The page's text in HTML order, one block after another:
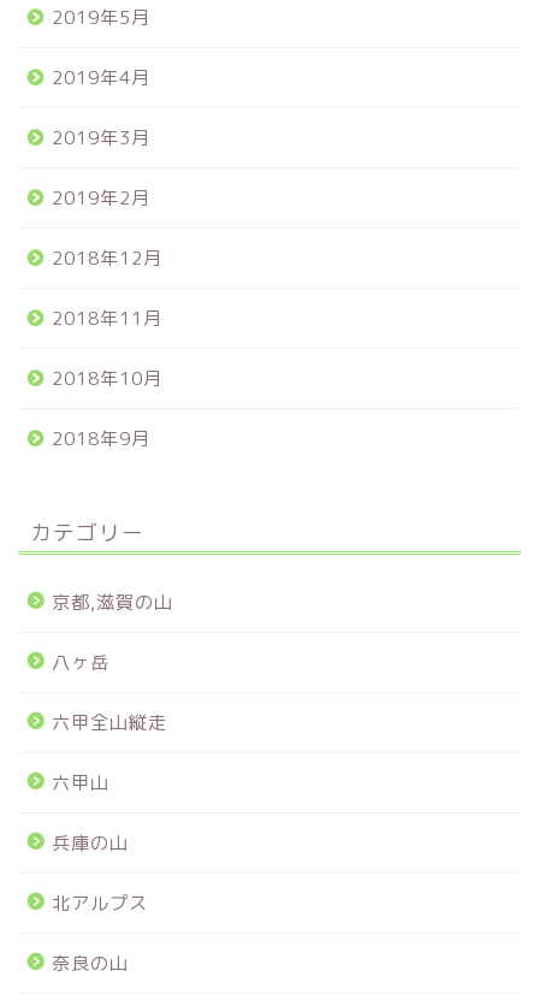
2019年5月
2019年4月
2019年3月
2019年2月
2018年12月
2018年11月
2018年10月
2018年9月
カテゴリー
京都,滋賀の山
八ヶ岳
六甲全山縦走
六甲山
兵庫の山
北アルプス
奈良の山